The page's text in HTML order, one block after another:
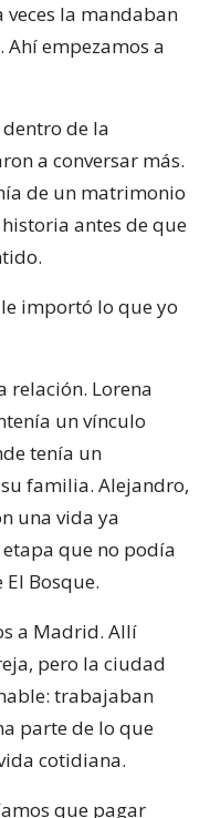
veces la mandaban
Ahí empezamos a
de la
a conversar más.
de un matrimonio
antes de que
importó lo que yo
relación. Lorena
un vínculo
tenía un
familia. Alejandro,
una vida ya
que no podía
Bosque.
a Madrid. Allí
pero la ciudad
trabajaban
parte de lo que
cotidiana.
que pagar